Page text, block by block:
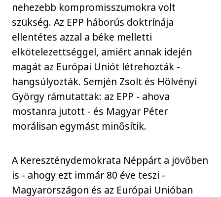
nehezebb kompromisszumokra volt
szükség. Az EPP háborús doktrínája
ellentétes azzal a béke melletti
elkötelezettséggel, amiért annak idején
magát az Európai Uniót létrehozták -
hangsúlyozták. Semjén Zsolt és Hölvényi
György rámutattak: az EPP - ahova
mostanra jutott - és Magyar Péter
morálisan egymást minősítik.
A Kereszténydemokrata Néppárt a jövőben
is - ahogy ezt immár 80 éve teszi -
Magyarországon és az Európai Unióban